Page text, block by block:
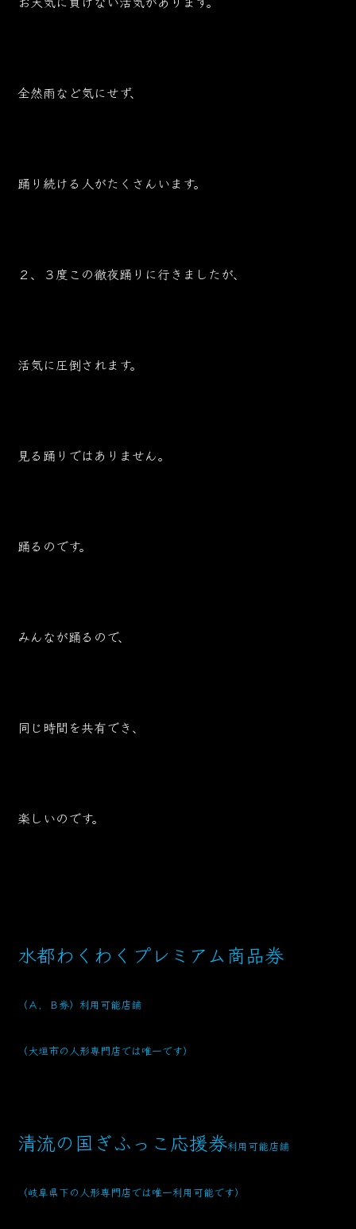
全然雨など気にせず、
踊り続ける人がたくさんいます。
２、３度この徹夜踊りに行きましたが、
活気に圧倒されます。
見る踊りではありません。
踊るのです。
みんなが踊るので、
同じ時間を共有でき、
楽しいのです。
水都わくわくプレミアム商品券
（Ａ，Ｂ券）利用可能店舗
（大垣市の人形専門店では唯一です）
清流の国ぎふっこ応援券利用可能店舗
（岐阜県下の人形専門店では唯一利用可能です）